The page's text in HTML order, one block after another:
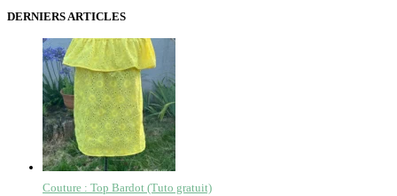
DERNIERS ARTICLES
Couture : Top Bardot (Tuto gratuit)